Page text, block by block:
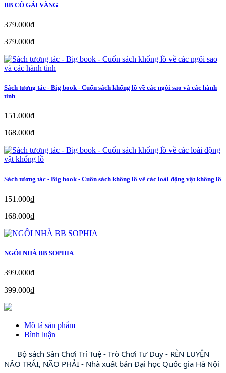
BB CÔ GÁI VÀNG
379.000₫
379.000₫
Sách tương tác - Big book - Cuốn sách khổng lồ về các ngôi sao và các hành
tinh
151.000₫
168.000₫
Sách tương tác - Big book - Cuốn sách khổng lồ về các loài động vật khổng lồ
151.000₫
168.000₫
NGÔI NHÀ BB SOPHIA
399.000₫
399.000₫
Mô tả sản phẩm
Bình luận
💕
Bộ sách Sân Chơi Trí Tuệ - Trò Chơi Tư Duy - RÈN LUYỆN
NÃO TRÁI, NÃO PHẢI - Nhà xuất bản Đại học Quốc gia Hà Nội